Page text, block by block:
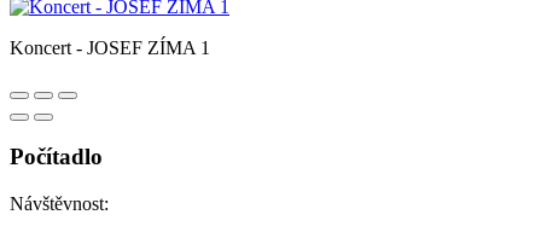
Koncert - JOSEF ZÍMA 1
Počítadlo
Návštěvnost: